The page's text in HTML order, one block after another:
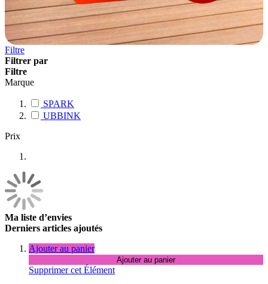
Filtre
Filtrer par
Filtre
Marque
SPARK
UBBINK
Prix
Ma liste d’envies
Derniers articles ajoutés
Ajouter au panier
Ajouter au panier
Supprimer cet Élément